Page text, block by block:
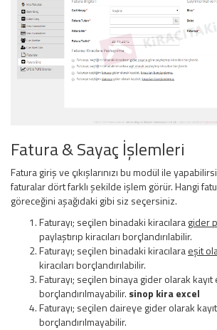
Fatura & Sayaç İşlemleri
Fatura giriş ve çıkışlarınızı bu modül ile
faturalar dört farklı şekilde işlem görür. Hangi
göreceğini aşağıdaki gibi siz seçersiniz.
Faturayı; seçilen binadaki kiracılaragider
paylaştırıp kiracıları borçlandırılabilir.
Faturayı; seçilen binadaki kiracılaraeşit
kiracıları borçlandırılabilir.
Faturayı; seçilen binaya gider olarak kayıt
borçlandırılmayabilir. sinop kira excel
Faturayı; seçilen daireye gider olarak
borçlandırılmayabilir.